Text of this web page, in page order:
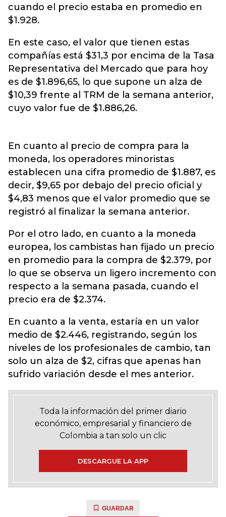
cuando el precio estaba en promedio en
$1.928.
En este caso, el valor que tienen estas
compañías está $31,3 por encima de la Tasa
Representativa del Mercado que para hoy
es de $1.896,65, lo que supone un alza de
$10,39 frente al TRM de la semana anterior,
cuyo valor fue de $1.886,26.
En cuanto al precio de compra para la
moneda, los operadores minoristas
establecen una cifra promedio de $1.887, es
decir, $9,65 por debajo del precio oficial y
$4,83 menos que el valor promedio que se
registró al finalizar la semana anterior.
Por el otro lado, en cuanto a la moneda
europea, los cambistas han fijado un precio
en promedio para la compra de $2.379, por
lo que se observa un ligero incremento con
respecto a la semana pasada, cuando el
precio era de $2.374.
En cuanto a la venta, estaría en un valor
medio de $2.446, registrando, según los
niveles de los profesionales de cambio, tan
solo un alza de $2, cifras que apenas han
sufrido variación desde el mes anterior.
Toda la información del primer diario
económico, empresarial y financiero de
Colombia a tan solo un clic
DESCARGUE LA APP
GUARDAR